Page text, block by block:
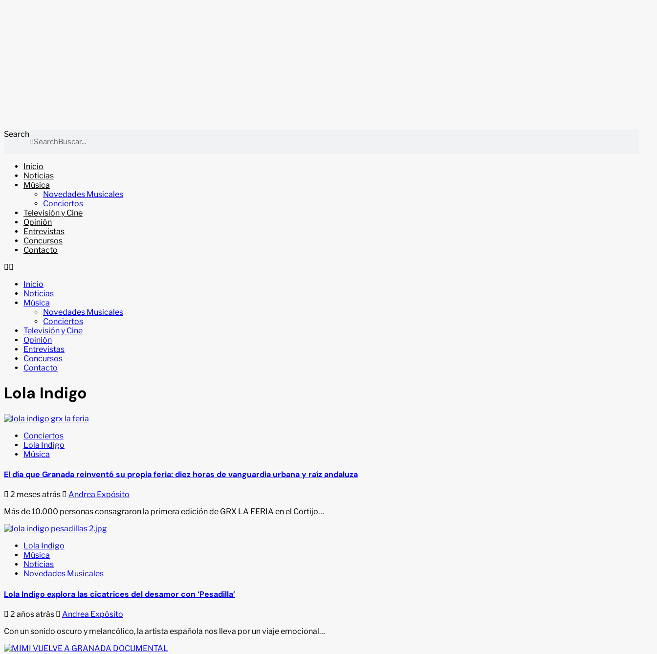
Search
Search
Inicio
Noticias
Música
Novedades Musicales
Conciertos
Televisión y Cine
Opinión
Entrevistas
Concursos
Contacto
Inicio
Noticias
Música
Novedades Musicales
Conciertos
Televisión y Cine
Opinión
Entrevistas
Concursos
Contacto
Lola Indigo
Conciertos
Lola Indigo
Música
El día que Granada reinventó su propia feria: diez horas de vanguardia urbana y raíz andaluza
2 meses atrás
Andrea Expósito
Más de 10.000 personas consagraron la primera edición de GRX LA FERIA en el Cortijo…
Lola Indigo
Música
Noticias
Novedades Musicales
Lola Indigo explora las cicatrices del desamor con ‘Pesadilla’
2 años atrás
Andrea Expósito
Con un sonido oscuro y melancólico, la artista española nos lleva por un viaje emocional…